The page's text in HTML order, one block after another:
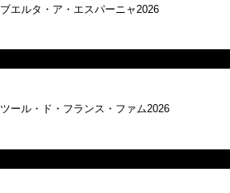
ブエルタ・ア・エスパーニャ2026
ツール・ド・フランス・ファム2026